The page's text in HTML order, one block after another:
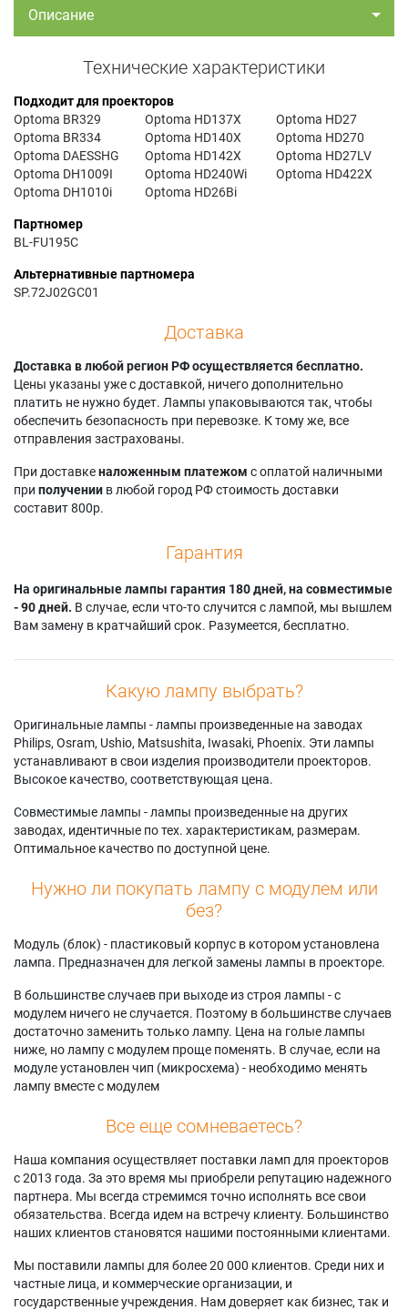
Описание
Технические характеристики
Подходит для проекторов
Optoma BR329
Optoma BR334
Optoma DAESSHG
Optoma DH1009I
Optoma DH1010i
Optoma HD137X
Optoma HD140X
Optoma HD142X
Optoma HD240Wi
Optoma HD26Bi
Optoma HD27
Optoma HD270
Optoma HD27LV
Optoma HD422X
Партномер
BL-FU195C
Альтернативные партномера
SP.72J02GC01
Доставка
Доставка в любой регион РФ осуществляется бесплатно.
Цены указаны уже с доставкой, ничего дополнительно
платить не нужно будет. Лампы упаковываются так, чтобы
обеспечить безопасность при перевозке. К тому же, все
отправления застрахованы.
При доставкеналоженным платежом с оплатой наличными
при получении в любой город РФ стоимость доставки
составит 800р.
Гарантия
На оригинальные лампы гарантия 180 дней, на совместимые
- 90 дней. В случае, если что-то случится с лампой, мы вышлем
Вам замену в кратчайший срок. Разумеется, бесплатно.
Какую лампу выбрать?
Оригинальные лампы - лампы произведенные на заводах
Philips, Osram, Ushio, Matsushita, Iwasaki, Phoenix. Эти лампы
устанавливают в свои изделия производители проекторов.
Высокое качество, соответствующая цена.
Совместимые лампы - лампы произведенные на других
заводах, идентичные по тех. характеристикам, размерам.
Оптимальное качество по доступной цене.
Нужно ли покупать лампу с модулем или
без?
Модуль (блок) - пластиковый корпус в котором установлена
лампа. Предназначен для легкой замены лампы в проекторе.
В большинстве случаев при выходе из строя лампы - с
модулем ничего не случается. Поэтому в большинстве случаев
достаточно заменить только лампу. Цена на голые лампы
ниже, но лампу с модулем проще поменять. В случае, если на
модуле установлен чип (микросхема) - необходимо менять
лампу вместе с модулем
Все еще сомневаетесь?
Наша компания осуществляет поставки ламп для проекторов
с 2013 года. За это время мы приобрели репутацию надежного
партнера. Мы всегда стремимся точно исполнять все свои
обязательства. Всегда идем на встречу клиенту. Большинство
наших клиентов становятся нашими постоянными клиентами.
Мы поставили лампы для более 20 000 клиентов. Среди них и
частные лица, и коммерческие организации, и
государственные учреждения. Нам доверяет как бизнес, так и